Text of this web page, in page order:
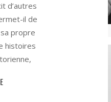
d’autres
il de
propre
histoires